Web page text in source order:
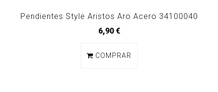
Pendientes Style Aristos Aro Acero 34100040
6,90 €
COMPRAR